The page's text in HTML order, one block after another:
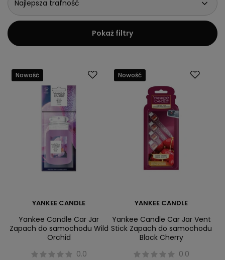
najlepszej cenie.
Najlepsza trafność
Pokaż filtry
Nowość
YANKEE CANDLE
Yankee Candle Car Jar
Zapach do samochodu Wild
Orchid
0.0
Nowość
YANKEE CANDLE
Yankee Candle Car Jar Vent
Stick Zapach do samochodu
Black Cherry
0.0